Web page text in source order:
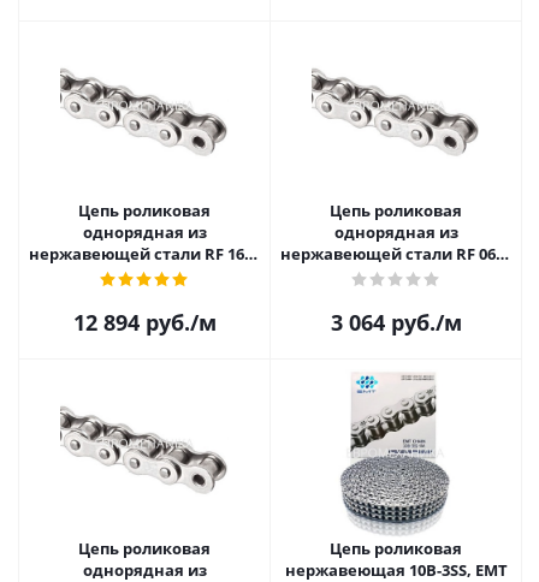
Цепь роликовая
однорядная из
нержавеющей стали RF 16B-
1
12 894руб./м
Цепь роликовая
однорядная из
нержавеющей стали RF 06B-
1
3 064руб./м
Цепь роликовая
однорядная из
Цепь роликовая
нержавеющая 10B-3SS, EMT